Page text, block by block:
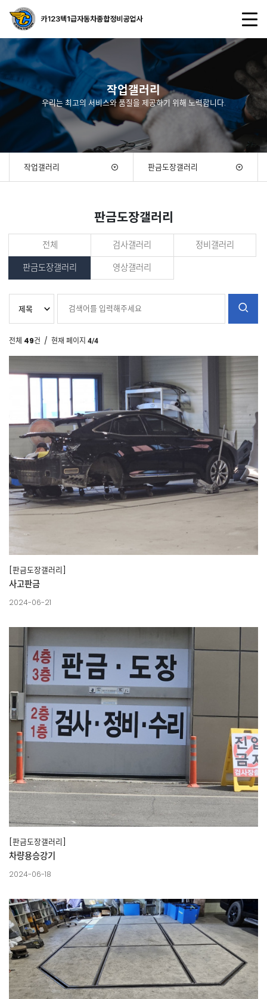
작업갤러리
우리는 최고의 서비스와 품질을 제공하기 위해 노력합니다.
작업갤러리 판금도장갤러리
판금도장갤러리
전체 검사갤러리
정비갤러리
판금도장갤러리
영상갤러리
전체 49건 / 현재 페이지 4/4
[판금도장갤러리]
사고판금
2024-06-21
[판금도장갤러리]
차량용승강기
2024-06-18